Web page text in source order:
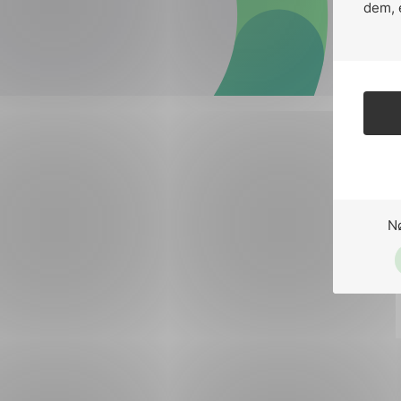
dem,
Forsvar og beredskap
Industri og automatisering
Lavspenning
Maritime elinstallasjoner